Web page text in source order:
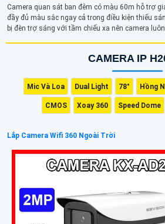
Camera quan sát ban đêm có màu 60m hỗ trợ
đầy đủ màu sắc ngay cả trong điều kiện thiếu
bị đèn trợ sáng với tầm chiếu xa nên camera
CAMERA IP
Mic Và Loa Dual Light 78° Hồng
CMOS Xoay 360 Speed Dome
Lắp Camera Wifi 360 Ngoài Trời